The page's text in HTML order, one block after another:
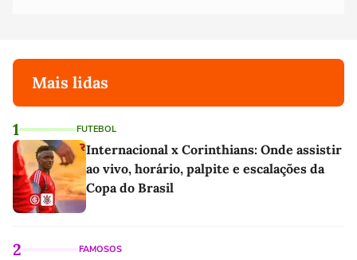
Mais lidas
1 FUTEBOL
Internacional x Corinthians: Onde assistir
ao vivo, horário, palpite e escalações da
Copa do Brasil
2 FAMOSOS